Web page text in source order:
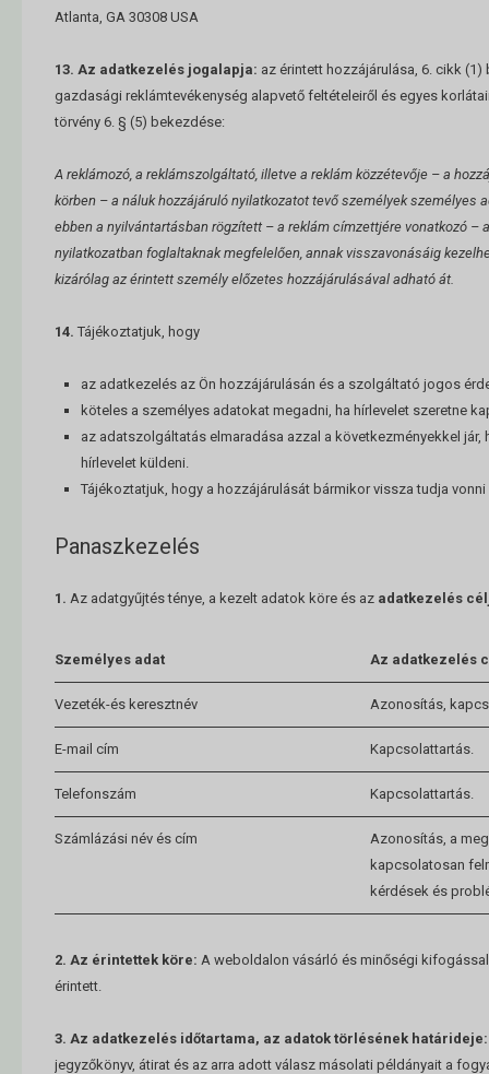
Atlanta, GA 30308 USA
13. Az adatkezelés jogalapja: az érintett hozzájárulása, 6. cikk
gazdasági reklámtevékenység alapvető feltételeiről és egyes
törvény 6. § (5) bekezdése:
A reklámozó, a reklámszolgáltató, illetve a reklám közzétevője – a
körben – a náluk hozzájáruló nyilatkozatot tevő személyek személyes
ebben a nyilvántartásban rögzített – a reklám címzettjére vonatkozó –
nyilatkozatban foglaltaknak megfelelően, annak visszavonásáig
kizárólag az érintett személy előzetes hozzájárulásával adható át.
14. Tájékoztatjuk, hogy
az adatkezelés az Ön hozzájárulásán és a szolgáltató jogos
köteles a személyes adatokat megadni, ha hírlevelet szeretne
az adatszolgáltatás elmaradása azzal a következményekkel jár,
hírlevelet küldeni.
Tájékoztatjuk, hogy a hozzájárulását bármikor vissza tudja
Panaszkezelés
1. Az adatgyűjtés ténye, a kezelt adatok köre és az adatkezelés
Személyes adat Az adatkezelés
Vezeték-és keresztnév Azonosítás,
E-mail cím Kapcsolattartás.
Telefonszám Kapcsolattartás.
Számlázási név és cím
Azonosítás, a
kapcsolatosan
kérdések és
2. Az érintettek köre: A weboldalon vásárló és minőségi
érintett.
3. Az adatkezelés időtartama, az adatok törlésének határideje:
jegyzőkönyv, átirat és az arra adott válasz másolati példányait a